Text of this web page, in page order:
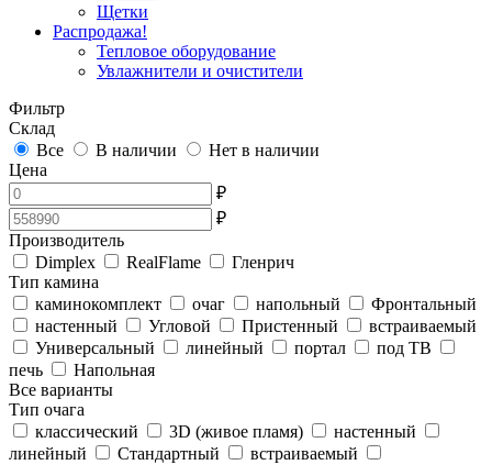
Щетки
Распродажа!
Тепловое оборудование
Увлажнители и очистители
Фильтр
Склад
Все
В наличии
Нет в наличии
Цена
₽
₽
Производитель
Dimplex
RealFlame
Гленрич
Тип камина
каминокомплект
очаг напольный
Фронтальный
настенный
Угловой Пристенный
встраиваемый
Универсальный
линейный портал
под ТВ
печь
Напольная
Все варианты
Тип очага
классический
3D (живое пламя)
настенный
линейный
Стандартный
встраиваемый